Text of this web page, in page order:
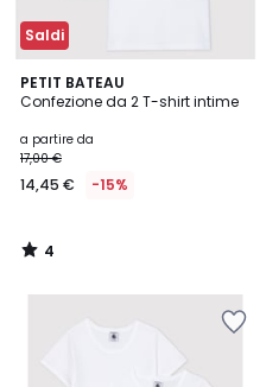
Saldi
PETIT BATEAU
Confezione da 2 T-shirt intime
a partire da
17,00 €
14,45 € -15%
4
/
4
/